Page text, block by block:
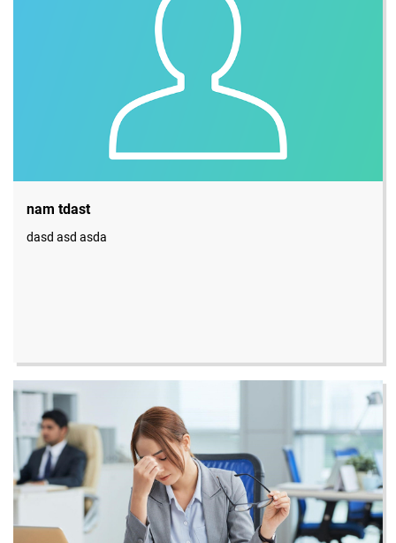
nam tdast
dasd asd asda